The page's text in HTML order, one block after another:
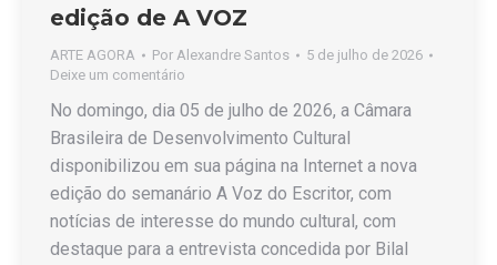
edição de A VOZ
ARTE AGORA Por Alexandre Santos
5 de julho de 2026
Deixe um comentário
No domingo, dia 05 de julho de 2026, a Câmara
Brasileira de Desenvolvimento Cultural
disponibilizou em sua página na Internet a nova
edição do semanário A Voz do Escritor, com
notícias de interesse do mundo cultural, com
destaque para a entrevista concedida por Bilal